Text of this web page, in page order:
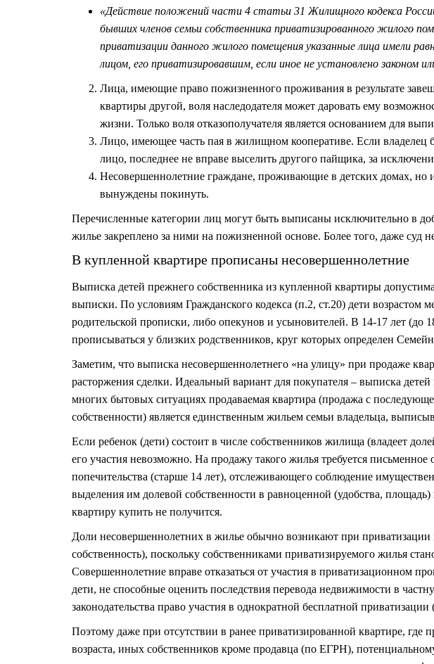
«Действие положений части 4 статьи 31 Жилищного кодекса
бывших членов семьи собственника приватизированного жилого
приватизации данного жилого помещения указанные лица имели
лицом, его приватизировавшим, если иное не установлено законом
Лица, имеющие право пожизненного проживания в результате
квартиры другой, воля наследодателя может даровать ему
жизни. Только воля отказополучателя является основанием для
Лицо, имеющее часть пая в жилищном кооперативе. Если владелец
лицо, последнее не вправе выселить другого пайщика, за
Несовершеннолетние граждане, проживающие в детских домах,
вынуждены покинуть.
Перечисленные категории лиц могут быть выписаны исключительно в
жилье закреплено за ними на пожизненной основе. Более того, даже суд
В купленной квартире прописаны несовершеннолетние
Выписка детей прежнего собственника из купленной квартиры
выписки. По условиям Гражданского кодекса (п.2, ст.20) дети возрастом
родительской прописки, либо опекунов и усыновителей. В 14-17 лет (до
прописываться у близких родственников, круг которых определен
Заметим, что выписка несовершеннолетнего «на улицу» при продаже
расторжения сделки. Идеальный вариант для покупателя – выписка
многих бытовых ситуациях продаваемая квартира (продажа с
собственности) является единственным жильем семьи владельца,
Если ребенок (дети) состоит в числе собственников жилища (владеет
его участия невозможно. На продажу такого жилья требуется письменное
попечительства (старше 14 лет), отслеживающего соблюдение
выделения им долевой собственности в равноценной (удобства,
квартиру купить не получится.
Доли несовершеннолетних в жилье обычно возникают при
собственность), поскольку собственниками приватизируемого жилья
Совершеннолетние вправе отказаться от участия в приватизационном
дети, не способные оценить последствия перевода недвижимости в
законодательства право участия в однократной бесплатной приватизации
Поэтому даже при отсутствии в ранее приватизированной квартире, где
возраста, иных собственников кроме продавца (по ЕГРН),